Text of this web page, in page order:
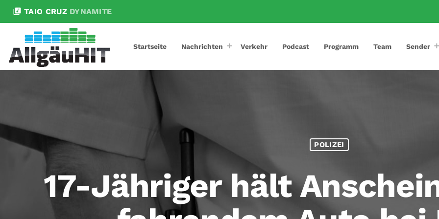
library_music TAIO CRUZ DYNAMITE
Startseite Nachrichten Verkehr Podcast Programm Team Sender
POLIZEI
17-Jähriger hält